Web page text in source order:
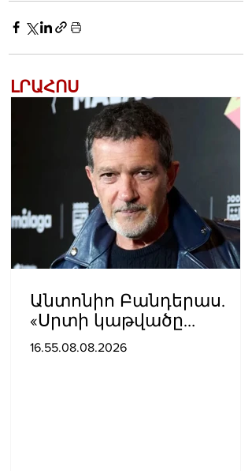
ԼՐԱՀՈՍ
Անտոնիո Բանդերաս.
«Սրտի կաթվածը
լավագույն բանն էր, որ
16.55.08.08.2026